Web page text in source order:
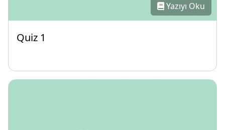
Yazıyı Oku
Quiz 1